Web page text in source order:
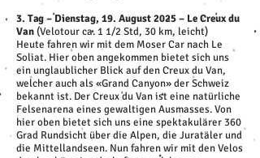
3. Tag – Dienstag, 19. August 2025 – Le Creux du
Van(Velotour ca. 1 1/2 Std, 30 km, leicht)
Heute fahren wir mit dem Moser Car nach Le
Soliat. Hier oben angekommen bietet sich uns
ein unglaublicher Blick auf den Creux du Van,
welcher auch als «Grand Canyon» der Schweiz
bekannt ist. Der Creux du Van ist eine natürliche
Felsenarena eines gewaltigen Ausmasses. Von
hier oben bietet sich uns eine spektakulärer 360
Grad Rundsicht über die Alpen, die Juratäler und
die Mittellandseen. Nun fahren wir mit den Velos